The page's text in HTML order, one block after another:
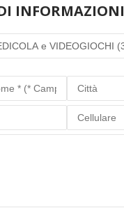
INFORMAZIONI